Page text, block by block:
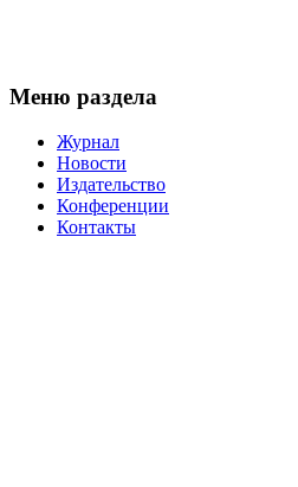
Меню раздела
Журнал
Новости
Издательство
Конференции
Контакты